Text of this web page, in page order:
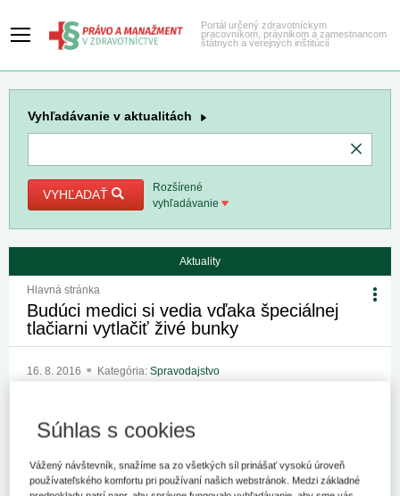
Portál určený zdravotníckym
pracovníkom, právnikom a zamestnancom
štátnych a verejných inštitúcií
Vyhľadávanie v aktualitách
VYHĽADAŤ
Rozšírené
vyhľadávanie
Aktuality
Hlavná stránka
Budúci medici si vedia vďaka špeciálnej
tlačiarni vytlačiť živé bunky
16. 8. 2016 Kategória: Spravodajstvo
Bratislave, si môžu vďaka novej 3D biotlačiarni vytlačiť živé
bunky.
Bratislava 16. augusta (TASR) - Budúci lekári, ktorí študujú na
Univerzite Komenského (UK) v Bratislave, si môžu vďaka novej
Súhlas s cookies
Vážený návštevník, snažíme sa zo všetkých síl prinášať vysokú úroveň
používateľského komfortu pri používaní našich webstránok. Medzi základné